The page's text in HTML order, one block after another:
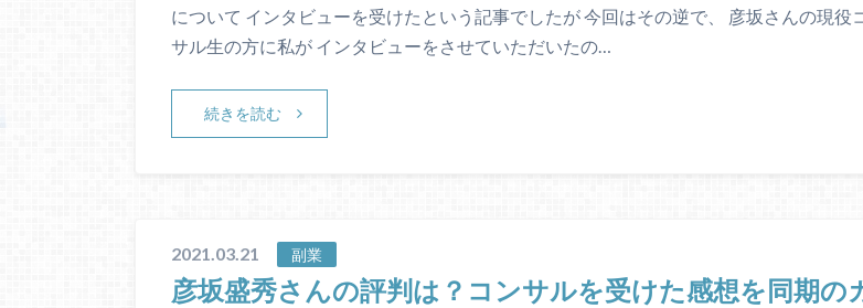
について インタビューを受けたという記事でしたが 今回はその逆で、 彦坂さんの現役
サル生の方に私が インタビューをさせていただいたの…
続きを読む
2021.03.21 副業
彦坂盛秀さんの評判は？コンサルを受けた感想を同期の